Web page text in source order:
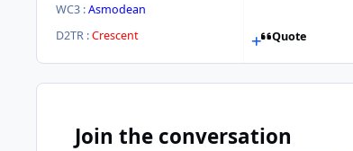
WC3 :Asmodean
D2TR :Crescent Quote
Join the conversation